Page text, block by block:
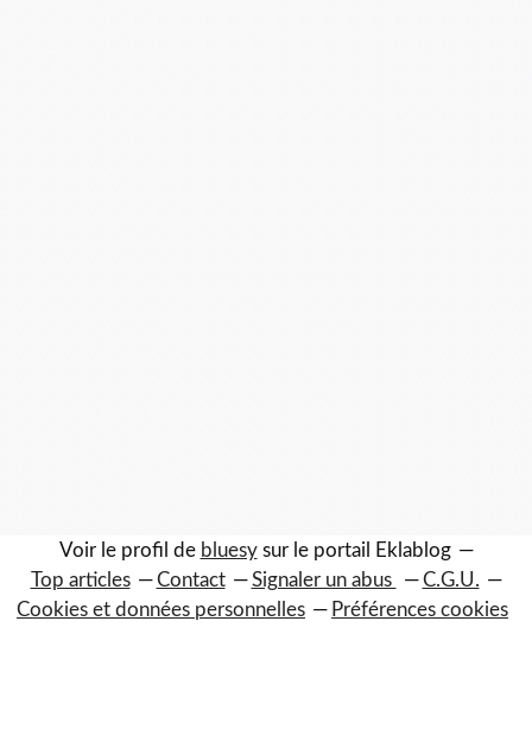
Voir le profil de bluesysur le portail Eklablog
Top articles
Contact Signaler un abus
C.G.U.
Cookies et données personnelles
Préférences cookies